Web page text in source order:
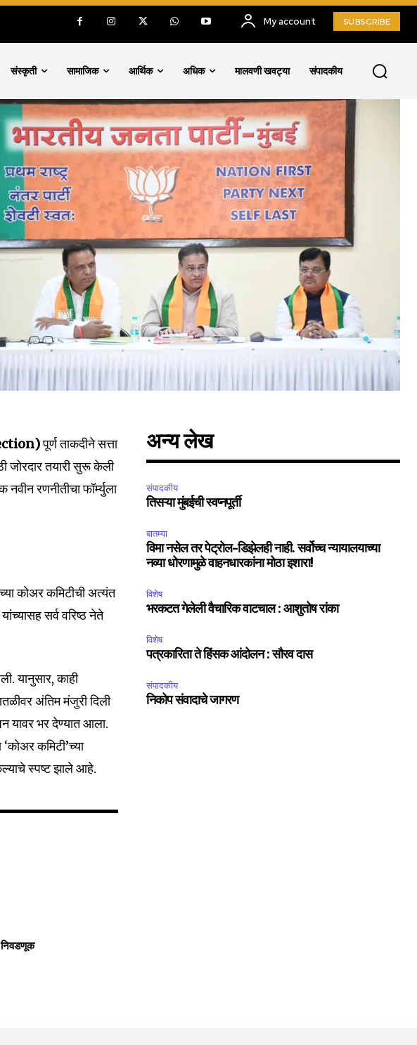
SUBSCRIBE
Privacy Policy.
Followers
My account SUBSCRIBE
संस्कृती सामाजिक आर्थिक अधिक मालवणी खवट्या संपादकीय
पूर्ण ताकदीने सत्ता
जोरदार तयारी सुरू केली
रणनीतीचा फॉर्म्युला
कोअर कमिटीची अत्यंत
सर्व वरिष्ठ नेते
यानुसार, काही
अंतिम मंजुरी दिली
यावर भर देण्यात आला.
कमिटी’च्या
स्पष्ट झाले आहे.
निवडणूक
अन्य लेख
संपादकीय
तिसऱ्या मुंबईची स्वप्नपूर्ती
बातम्या
विमा नसेल तर पेट्रोल-डिझेलही नाही. सर्वोच्च न्यायालयाच्या
नव्या धोरणामुळे वाहनधारकांना मोठा इशारा!
विशेष
भरकटत गेलेली वैचारिक वाटचाल : आशुतोष रांका
विशेष
पत्रकारिता ते हिंसक आंदोलन : सौरव दास
संपादकीय
निकोप संवादाचे जागरण